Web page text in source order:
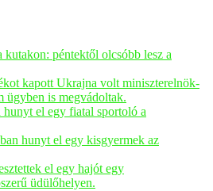
kutakon: péntektől olcsóbb lesz a
kapott Ukrajna volt miniszterelnök-
ügyben is megvádoltak.
el egy fiatal sportoló a
hunyt el egy kisgyermek az
el egy hajót egy
üdülőhelyen.